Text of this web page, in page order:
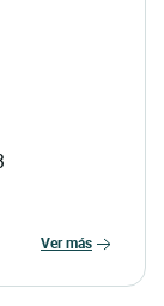
ver más